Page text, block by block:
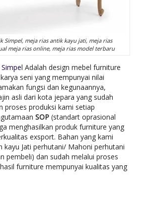
Simpel, meja rias antik kayu jati, meja rias
meja rias online, meja rias model terbaru
l Adalah design mebel furniture
seni yang mempunyai nilai
fungsi dan kegunaannya,
asli dari kota jepara yang sudah
proses produksi kami setiap
SOP (standart oprasional
menghasilkan produk furniture yang
exsport. Bahan yang kami
kayu Jati perhutani/ Mahoni perhutani
pembeli) dan sudah melalui proses
furniture mempunyai kualitas yang